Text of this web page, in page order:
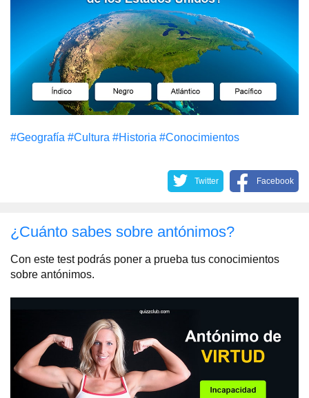
#Geografía #Cultura #Historia #Conocimientos
Twitter Facebook
¿Cuánto sabes sobre antónimos?
Con este test podrás poner a prueba tus conocimientos
sobre antónimos.